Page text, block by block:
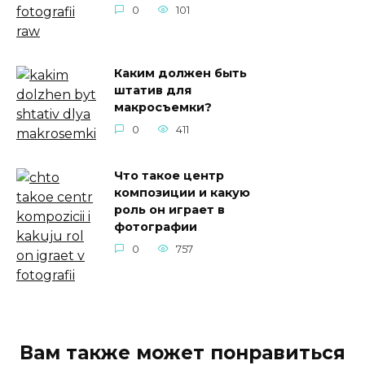
0 101
Каким должен быть
штатив для
макросъемки?
0 411
Что такое центр
композиции и какую
роль он играет в
фотографии
0 757
Вам также может понравиться